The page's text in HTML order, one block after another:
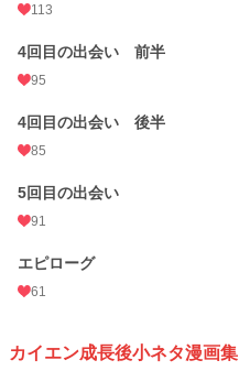
113
4回目の出会い 前半
95
4回目の出会い 後半
85
5回目の出会い
91
エピローグ
61
カイエン成長後小ネタ漫画集